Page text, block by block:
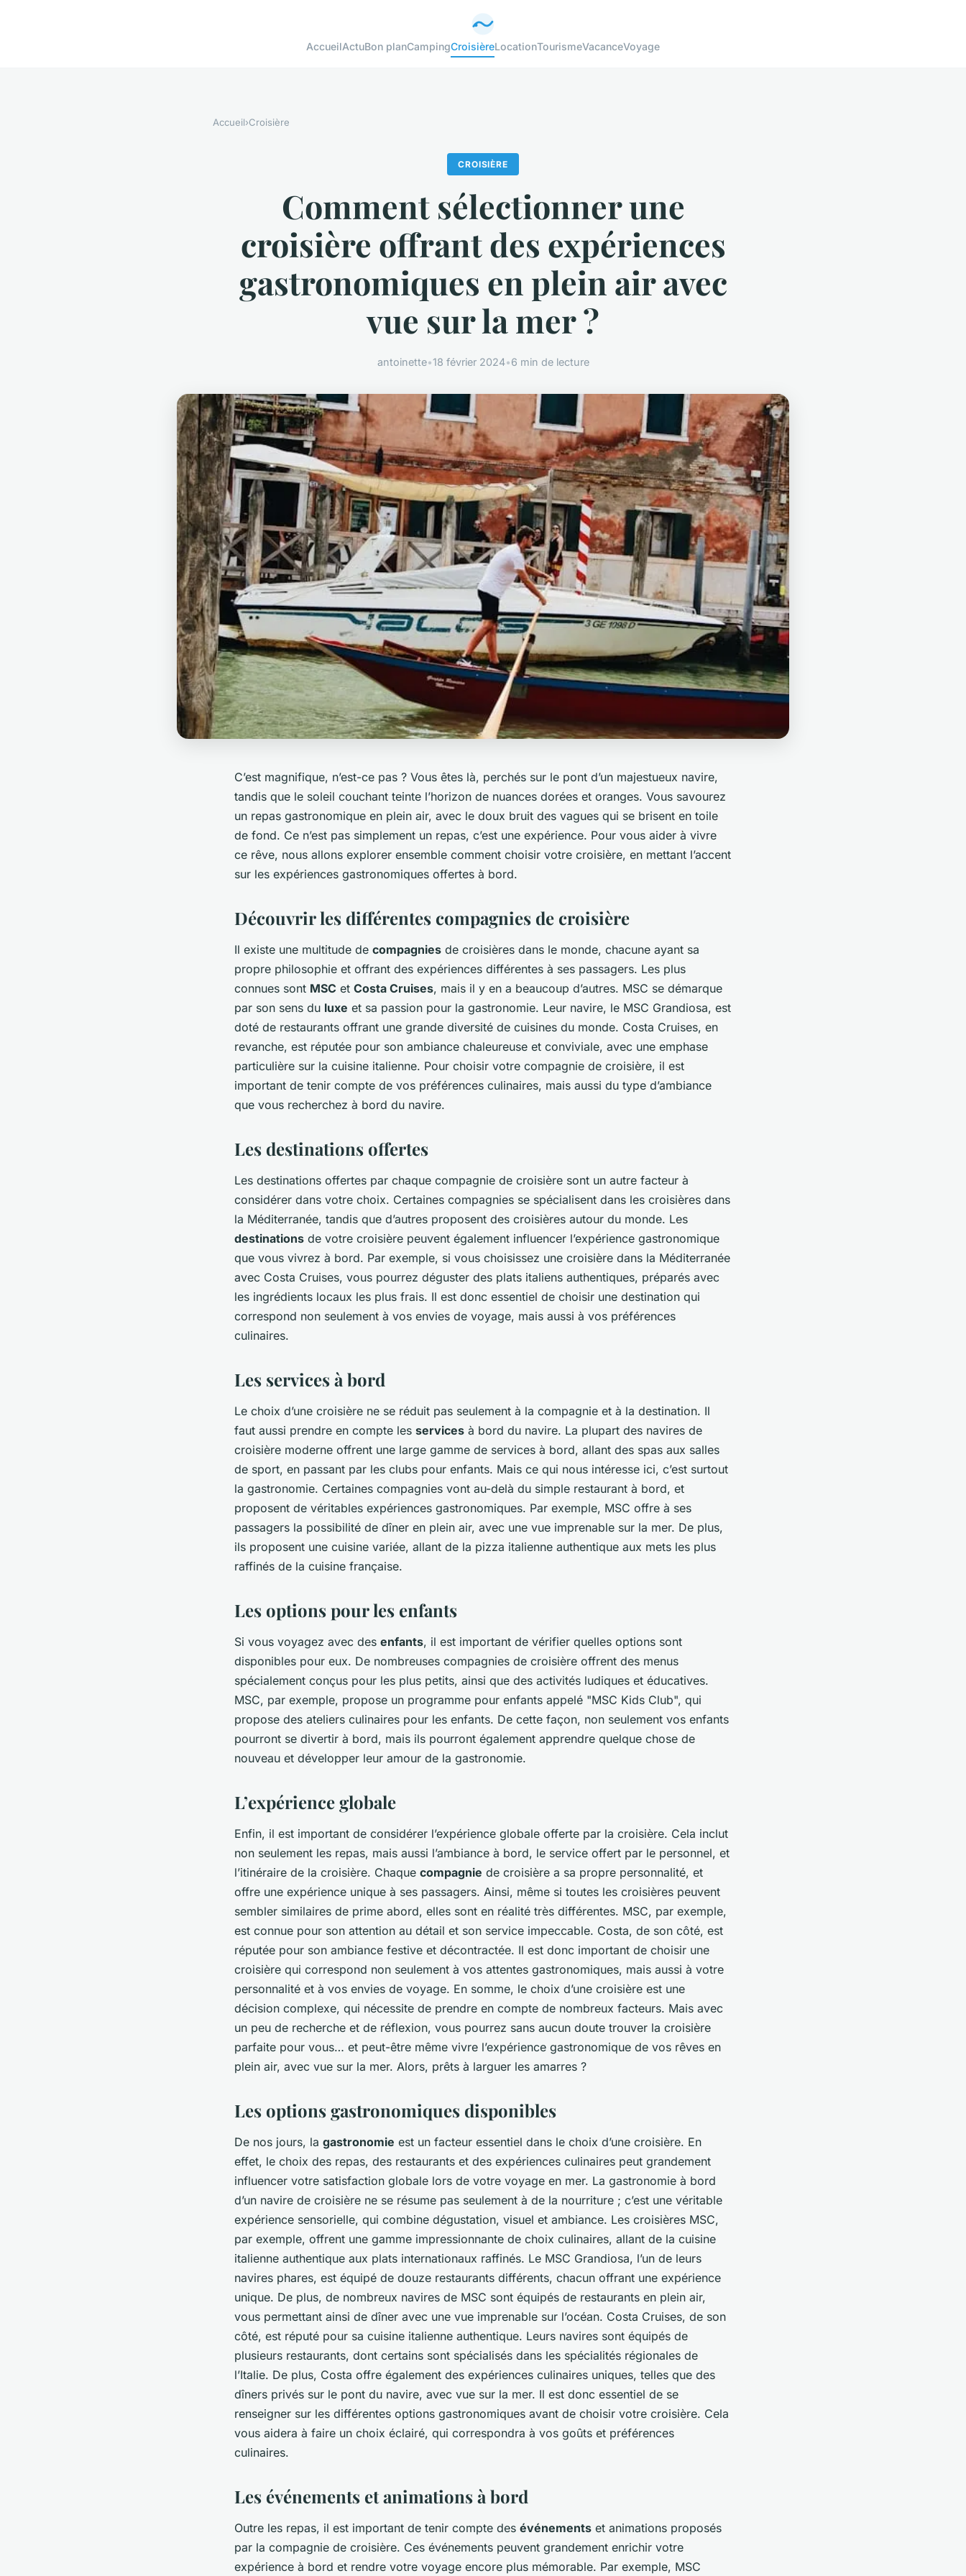
AccueilActuBon planCampingCroisièreLocationTourismeVacanceVoyage
Accueil›Croisière
CROISIÈRE
Comment sélectionner une
croisière offrant des expériences
gastronomiques en plein air avec
vue sur la mer ?
antoinette•18 février 2024•6 min de lecture
C’est magnifique, n’est-ce pas ? Vous êtes là, perchés sur le pont d’un majestueux navire,
tandis que le soleil couchant teinte l’horizon de nuances dorées et oranges. Vous savourez
un repas gastronomique en plein air, avec le doux bruit des vagues qui se brisent en toile
de fond. Ce n’est pas simplement un repas, c’est une expérience. Pour vous aider à vivre
ce rêve, nous allons explorer ensemble comment choisir votre croisière, en mettant l’accent
sur les expériences gastronomiques offertes à bord.
Découvrir les différentes compagnies de croisière
Il existe une multitude de compagnies de croisières dans le monde, chacune ayant sa
propre philosophie et offrant des expériences différentes à ses passagers. Les plus
connues sont MSC et Costa Cruises, mais il y en a beaucoup d’autres. MSC se démarque
par son sens du luxe et sa passion pour la gastronomie. Leur navire, le MSC Grandiosa, est
doté de restaurants offrant une grande diversité de cuisines du monde. Costa Cruises, en
revanche, est réputée pour son ambiance chaleureuse et conviviale, avec une emphase
particulière sur la cuisine italienne. Pour choisir votre compagnie de croisière, il est
important de tenir compte de vos préférences culinaires, mais aussi du type d’ambiance
que vous recherchez à bord du navire.
Les destinations offertes
Les destinations offertes par chaque compagnie de croisière sont un autre facteur à
considérer dans votre choix. Certaines compagnies se spécialisent dans les croisières dans
la Méditerranée, tandis que d’autres proposent des croisières autour du monde. Les
destinations de votre croisière peuvent également influencer l’expérience gastronomique
que vous vivrez à bord. Par exemple, si vous choisissez une croisière dans la Méditerranée
avec Costa Cruises, vous pourrez déguster des plats italiens authentiques, préparés avec
les ingrédients locaux les plus frais. Il est donc essentiel de choisir une destination qui
correspond non seulement à vos envies de voyage, mais aussi à vos préférences
culinaires.
Les services à bord
Le choix d’une croisière ne se réduit pas seulement à la compagnie et à la destination. Il
faut aussi prendre en compte les services à bord du navire. La plupart des navires de
croisière moderne offrent une large gamme de services à bord, allant des spas aux salles
de sport, en passant par les clubs pour enfants. Mais ce qui nous intéresse ici, c’est surtout
la gastronomie. Certaines compagnies vont au-delà du simple restaurant à bord, et
proposent de véritables expériences gastronomiques. Par exemple, MSC offre à ses
passagers la possibilité de dîner en plein air, avec une vue imprenable sur la mer. De plus,
ils proposent une cuisine variée, allant de la pizza italienne authentique aux mets les plus
raffinés de la cuisine française.
Les options pour les enfants
Si vous voyagez avec des enfants, il est important de vérifier quelles options sont
disponibles pour eux. De nombreuses compagnies de croisière offrent des menus
spécialement conçus pour les plus petits, ainsi que des activités ludiques et éducatives.
MSC, par exemple, propose un programme pour enfants appelé "MSC Kids Club", qui
propose des ateliers culinaires pour les enfants. De cette façon, non seulement vos enfants
pourront se divertir à bord, mais ils pourront également apprendre quelque chose de
nouveau et développer leur amour de la gastronomie.
L’expérience globale
Enfin, il est important de considérer l’expérience globale offerte par la croisière. Cela inclut
non seulement les repas, mais aussi l’ambiance à bord, le service offert par le personnel, et
l’itinéraire de la croisière. Chaque compagnie de croisière a sa propre personnalité, et
offre une expérience unique à ses passagers. Ainsi, même si toutes les croisières peuvent
sembler similaires de prime abord, elles sont en réalité très différentes. MSC, par exemple,
est connue pour son attention au détail et son service impeccable. Costa, de son côté, est
réputée pour son ambiance festive et décontractée. Il est donc important de choisir une
croisière qui correspond non seulement à vos attentes gastronomiques, mais aussi à votre
personnalité et à vos envies de voyage. En somme, le choix d’une croisière est une
décision complexe, qui nécessite de prendre en compte de nombreux facteurs. Mais avec
un peu de recherche et de réflexion, vous pourrez sans aucun doute trouver la croisière
parfaite pour vous… et peut-être même vivre l’expérience gastronomique de vos rêves en
plein air, avec vue sur la mer. Alors, prêts à larguer les amarres ?
Les options gastronomiques disponibles
De nos jours, la gastronomie est un facteur essentiel dans le choix d’une croisière. En
effet, le choix des repas, des restaurants et des expériences culinaires peut grandement
influencer votre satisfaction globale lors de votre voyage en mer. La gastronomie à bord
d’un navire de croisière ne se résume pas seulement à de la nourriture ; c’est une véritable
expérience sensorielle, qui combine dégustation, visuel et ambiance. Les croisières MSC,
par exemple, offrent une gamme impressionnante de choix culinaires, allant de la cuisine
italienne authentique aux plats internationaux raffinés. Le MSC Grandiosa, l’un de leurs
navires phares, est équipé de douze restaurants différents, chacun offrant une expérience
unique. De plus, de nombreux navires de MSC sont équipés de restaurants en plein air,
vous permettant ainsi de dîner avec une vue imprenable sur l’océan. Costa Cruises, de son
côté, est réputé pour sa cuisine italienne authentique. Leurs navires sont équipés de
plusieurs restaurants, dont certains sont spécialisés dans les spécialités régionales de
l’Italie. De plus, Costa offre également des expériences culinaires uniques, telles que des
dîners privés sur le pont du navire, avec vue sur la mer. Il est donc essentiel de se
renseigner sur les différentes options gastronomiques avant de choisir votre croisière. Cela
vous aidera à faire un choix éclairé, qui correspondra à vos goûts et préférences
culinaires.
Les événements et animations à bord
Outre les repas, il est important de tenir compte des événements et animations proposés
par la compagnie de croisière. Ces événements peuvent grandement enrichir votre
expérience à bord et rendre votre voyage encore plus mémorable. Par exemple, MSC